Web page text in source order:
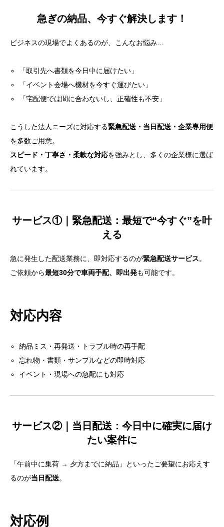
急ぎの納品、今すぐ解決します！
ビジネスの現場でよくあるのが、こんなお悩み…
「取引先へ書類を今日中に届けたい」
「イベント会場へ機材を今すぐ運びたい」
「宅配便では間に合わないし、正確性も不安」
こうした法人ニーズに対応する緊急配送・当日配送・企業専用便
を多数ご用意。
スピード・丁寧さ・柔軟な対応を強みとし、多くの企業様に選ば
れています。
サービス①｜緊急配送：最短で“今すぐ”を叶
える
急に発生した配送業務に、即対応するのが緊急配送サービス。
ご依頼から最短30分で車両手配、即出発も可能です。
対応内容
納品ミス・再発送・トラブル時の再手配
忘れ物・書類・サンプルなどの即時対応
イベント・現場への急配にも対応
サービス②｜当日配送：今日中に確実に届け
たい案件に
「午前中に集荷 → 夕方までに納品」といったご要望にお応えす
るのが当日配送。
対応例
目次
対応内容